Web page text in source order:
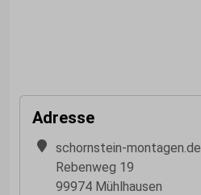
Adresse
schornstein-montagen.de
Rebenweg 19
99974 Mühlhausen